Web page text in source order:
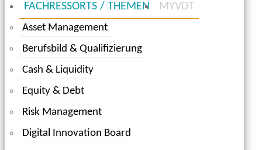
FACHRESSORTS / THEMEN
Asset Management
Berufsbild & Qualifizierung
Cash & Liquidity
Equity & Debt
Risk Management
Digital Innovation Board
MYVDT